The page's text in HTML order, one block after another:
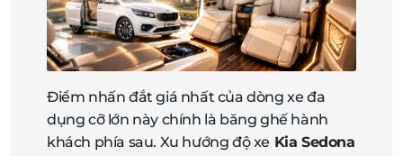
Điểm nhấn đắt giá nhất của dòng xe đa
dụng cỡ lớn này chính là băng ghế hành
khách phía sau. Xu hướng độ xe Kia Sedona